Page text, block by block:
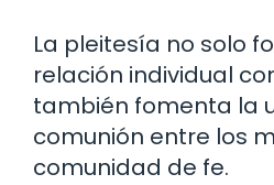
La pleitesía no solo
relación individual
también fomenta la
comunión entre los
comunidad de fe.